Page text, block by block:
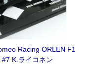
Racing ORLEN F1
K.ライコネン